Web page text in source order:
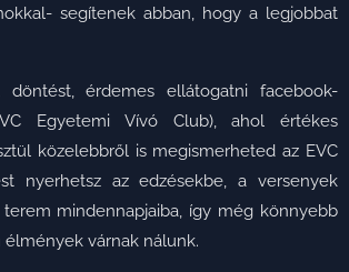
segítenek abban, hogy a legjobbat
érdemes ellátogatni facebook-
Egyetemi Vívó Club), ahol értékes
közelebbről is megismerheted az EVC
nyerhetsz az edzésekbe, a versenyek
mindennapjaiba, így még könnyebb
várnak nálunk.